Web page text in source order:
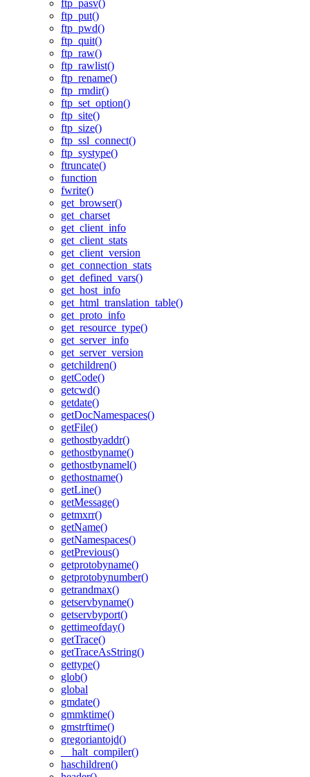
ftp_pasv()
ftp_put()
ftp_pwd()
ftp_quit()
ftp_raw()
ftp_rawlist()
ftp_rename()
ftp_rmdir()
ftp_set_option()
ftp_site()
ftp_size()
ftp_ssl_connect()
ftp_systype()
ftruncate()
function
fwrite()
get_browser()
get_charset
get_client_info
get_client_stats
get_client_version
get_connection_stats
get_defined_vars()
get_host_info
get_html_translation_table()
get_proto_info
get_resource_type()
get_server_info
get_server_version
getchildren()
getCode()
getcwd()
getdate()
getDocNamespaces()
getFile()
gethostbyaddr()
gethostbyname()
gethostbynamel()
gethostname()
getLine()
getMessage()
getmxrr()
getName()
getNamespaces()
getPrevious()
getprotobyname()
getprotobynumber()
getrandmax()
getservbyname()
getservbyport()
gettimeofday()
getTrace()
getTraceAsString()
gettype()
glob()
global
gmdate()
gmmktime()
gmstrftime()
gregoriantojd()
__halt_compiler()
haschildren()